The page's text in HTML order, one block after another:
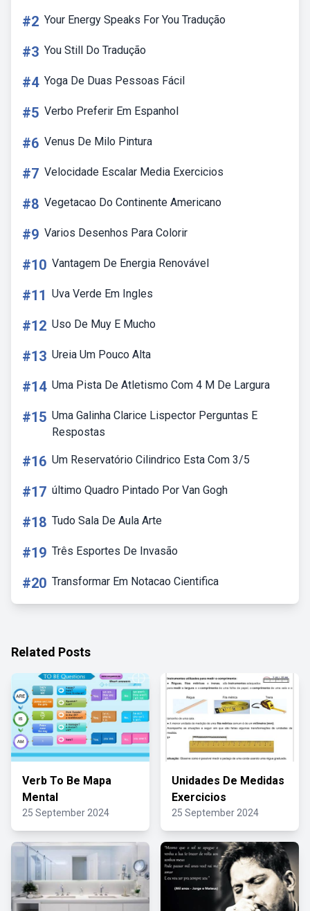
#2 Your Energy Speaks For You Tradução
#3 You Still Do Tradução
#4 Yoga De Duas Pessoas Fácil
#5 Verbo Preferir Em Espanhol
#6 Venus De Milo Pintura
#7 Velocidade Escalar Media Exercicios
#8 Vegetacao Do Continente Americano
#9 Varios Desenhos Para Colorir
#10 Vantagem De Energia Renovável
#11 Uva Verde Em Ingles
#12 Uso De Muy E Mucho
#13 Ureia Um Pouco Alta
#14 Uma Pista De Atletismo Com 4 M De Largura
#15 Uma Galinha Clarice Lispector Perguntas E
Respostas
#16 Um Reservatório Cilindrico Esta Com 3/5
#17 último Quadro Pintado Por Van Gogh
#18 Tudo Sala De Aula Arte
#19 Três Esportes De Invasão
#20 Transformar Em Notacao Cientifica
Related Posts
Verb To Be Mapa
Mental
25 September 2024
Unidades De Medidas
Exercicios
25 September 2024